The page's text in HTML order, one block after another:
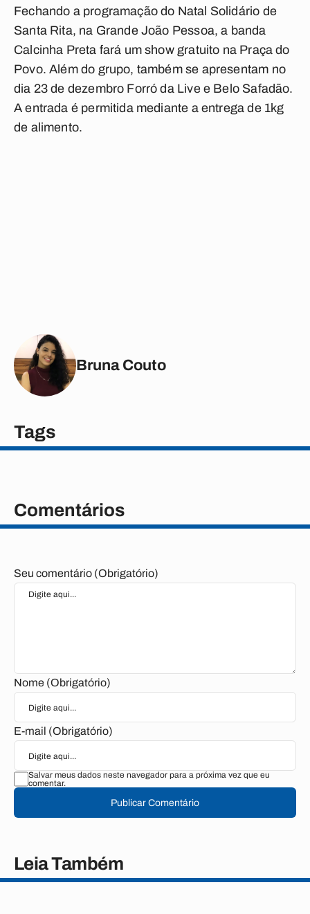
Fechando a programação do Natal Solidário de
Santa Rita, na Grande João Pessoa, a banda
Calcinha Preta fará um show gratuito na Praça do
Povo. Além do grupo, também se apresentam no
dia 23 de dezembro Forró da Live e Belo Safadão.
A entrada é permitida mediante a entrega de 1kg
de alimento.
Bruna Couto
Tags
Comentários
Seu comentário (Obrigatório)
Nome (Obrigatório)
E-mail (Obrigatório)
Salvar meus dados neste navegador para a próxima vez que eu
comentar.
Publicar Comentário
Leia Também